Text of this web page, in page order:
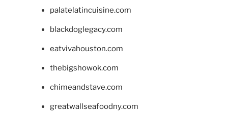
palatelatincuisine.com
blackdoglegacy.com
eatvivahouston.com
thebigshowok.com
chimeandstave.com
greatwallseafoodny.com